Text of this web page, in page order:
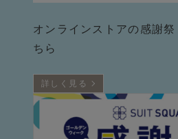
オンラインストアの感謝
ちら
詳しく見る